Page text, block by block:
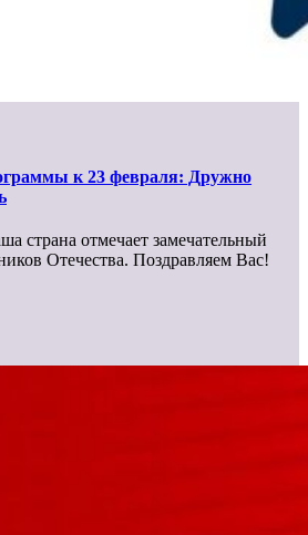
к 23 февраля: Дружно
страна отмечает замечательный
Отечества. Поздравляем Вас!